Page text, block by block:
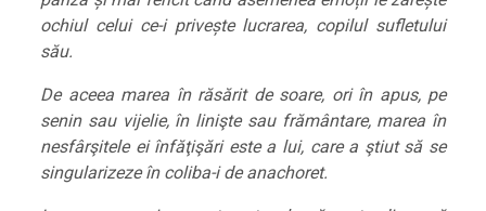
ochiul celui ce-i privește lucrarea, copilul sufletului
său.
De aceea marea în răsărit de soare, ori în apus, pe
senin sau vijelie, în linişte sau frământare, marea în
nesfârşitele ei înfăţişări este a lui, care a ştiut să se
singularizeze în coliba-i de anachoret.